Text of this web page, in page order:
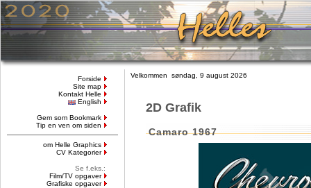
Forside
Site map
Kontakt Helle
English
Gem som Bookmark
Tip en ven om siden
om Helle Graphics
CV Kategorier
Se f.eks.:
Film/TV opgaver
Grafiske opgaver
Velkommen søndag, 9 august 2026
2D Grafik
Camaro 1967